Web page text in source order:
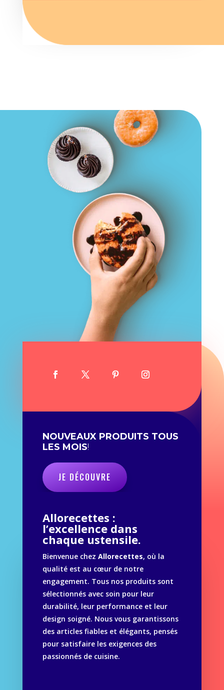
NOUVEAUX PRODUITS TOUS
LES MOIS!
JE DÉCOUVRE
Allorecettes :
l’excellence dans
chaque ustensile.
Bienvenue chez Allorecettes, où la
qualité est au cœur de notre
engagement. Tous nos produits sont
sélectionnés avec soin pour leur
durabilité, leur performance et leur
design soigné. Nous vous garantissons
des articles fiables et élégants, pensés
pour satisfaire les exigences des
passionnés de cuisine.